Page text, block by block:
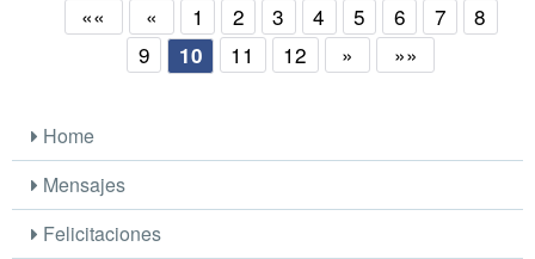
«« « 1 2 3 4 5 6 7
8
9
10 11 12 » »»
Home
Mensajes
Felicitaciones